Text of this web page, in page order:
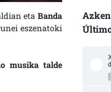
eta Banda
eszenatoki
musika talde